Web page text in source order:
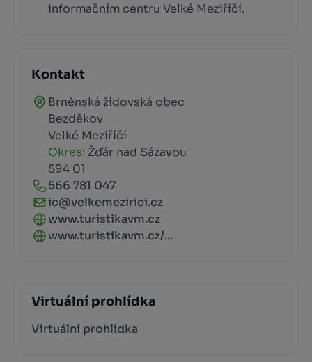
informačním centru Velké Meziříčí.
Kontakt
Brněnská židovská obec
Bezděkov
Velké Meziříčí
Okres: Žďár nad Sázavou
594 01
566 781 047
ic@velkemezirici.cz
www.turistikavm.cz
www.turistikavm.cz/...
Virtuální prohlídka
Virtuální prohlídka